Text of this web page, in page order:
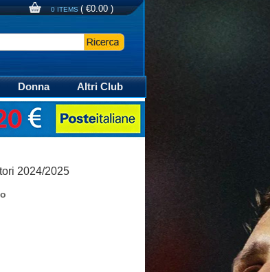
0 ITEMS ( €0.00 )
Donna
Altri Club
Polo
2024/2025